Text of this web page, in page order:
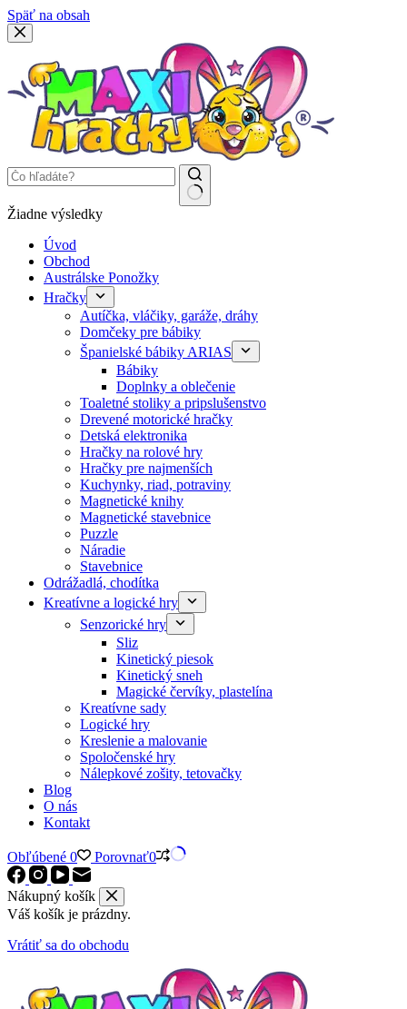
Späť na obsah
Žiadne výsledky
Úvod
Obchod
Austrálske Ponožky
Hračky
Autíčka, vláčiky, garáže, dráhy
Domčeky pre bábiky
Španielské bábiky ARIAS
Bábiky
Doplnky a oblečenie
Toaletné stoliky a pripslušenstvo
Drevené motorické hračky
Detská elektronika
Hračky na rolové hry
Hračky pre najmenších
Kuchynky, riad, potraviny
Magnetické knihy
Magnetické stavebnice
Puzzle
Náradie
Stavebnice
Odrážadlá, chodítka
Kreatívne a logické hry
Senzorické hry
Sliz
Kinetický piesok
Kinetický sneh
Magické červíky, plastelína
Kreatívne sady
Logické hry
Kreslenie a malovanie
Spoločenské hry
Nálepkové zošity, tetovačky
Blog
O nás
Kontakt
Obľúbené 0 Porovnať0
Nákupný košík
Váš košík je prázdny.
Vrátiť sa do obchodu